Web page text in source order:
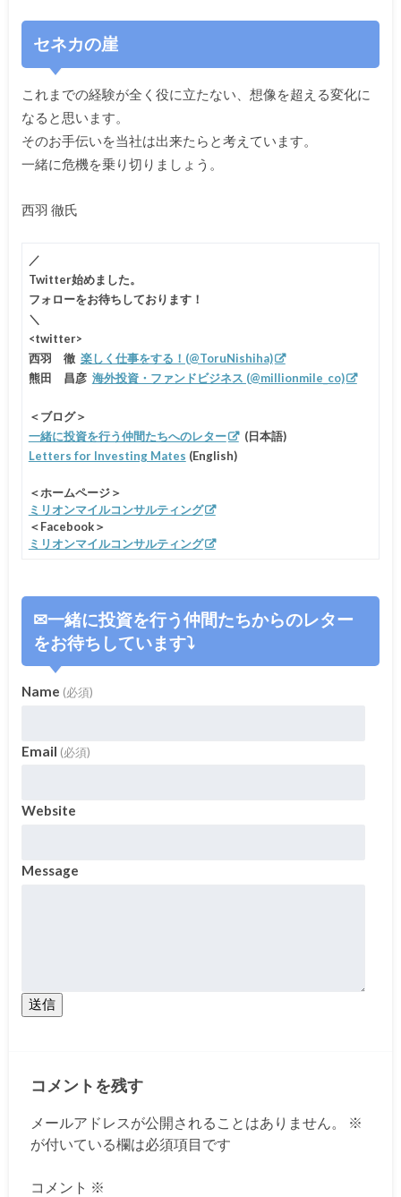
セネカの崖
これまでの経験が全く役に立たない、 想像を超える変化に
なると思います。
そのお手伝いを当社は出来たらと考えています。
一緒に危機を乗り切りましょう。
西羽 徹氏
／
Twitter始めました。
フォローをお待ちしております！
＼
<twitter>
西羽 徹 楽しく仕事をする！(@ToruNishiha)
熊田 昌彦 海外投資・ファンドビジネス (@millionmile_co)
＜ブログ＞
一緒に投資を行う仲間たちへのレター
(日本語)
Letters for Investing Mates (English)
＜ホームページ＞
ミリオンマイルコンサルティング
＜Facebook＞
ミリオンマイルコンサルティング
✉一緒に投資を行う仲間たちからのレター
をお待ちしています⤵
Name (必須)
Email (必須)
Website
Message
送信
コメントを残す
メールアドレスが公開されることはありません。
※
が付いている欄は必須項目です
コメント ※